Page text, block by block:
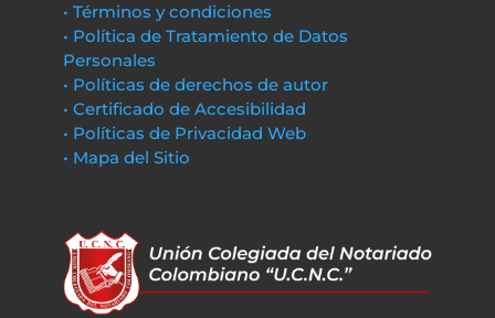
• Términos y condiciones
• Política de Tratamiento de Datos
Personales
• Políticas de derechos de autor
• Certificado de Accesibilidad
• Políticas de Privacidad Web
• Mapa del Sitio